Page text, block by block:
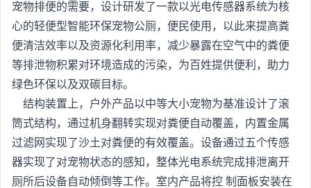
宠物排便的需要，设计研发了一款以光电传感器系统为核
心的轻便型智能环保宠物公厕，便民使用，以此来提高粪
便清洁效率以及资源化利用率，减少暴露在空气中的粪便
等排泄物积累对环境造成的污染，为百姓提供便利，助力
绿色环保以及双碳目标。
结构装置上，户外产品以中等大小宠物为基准设计了滚
筒式结构，通过机身翻转实现对粪便自动覆盖，内置金属
过滤网实现了沙土对粪便的有效覆盖。设备通过五个传感
器实现了对宠物状态的感知，整体光电系统完成排泄离开
厕所后设备自动倾倒等工作。室内产品将控 制面板安装在